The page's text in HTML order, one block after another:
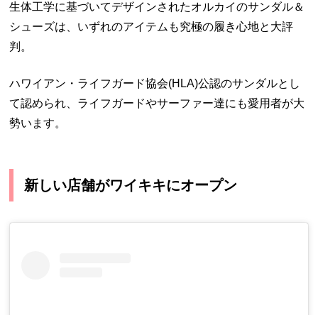
生体工学に基づいてデザインされたオルカイのサンダル＆
シューズは、いずれのアイテムも究極の履き心地と大評
判。
ハワイアン・ライフガード協会(HLA)公認のサンダルとし
て認められ、ライフガードやサーファー達にも愛用者が大
勢います。
新しい店舗がワイキキにオープン